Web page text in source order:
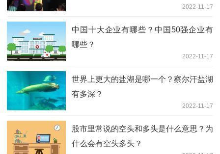
2022-11-17
中国十大企业有哪些？中国50强企业有
哪些？
2022-11-17
世界上更大的盐湖是哪一个？察尔汗盐湖
有多深？
2022-11-17
股市里常说的空头和多头是什么意思？为
什么会有空头多头？